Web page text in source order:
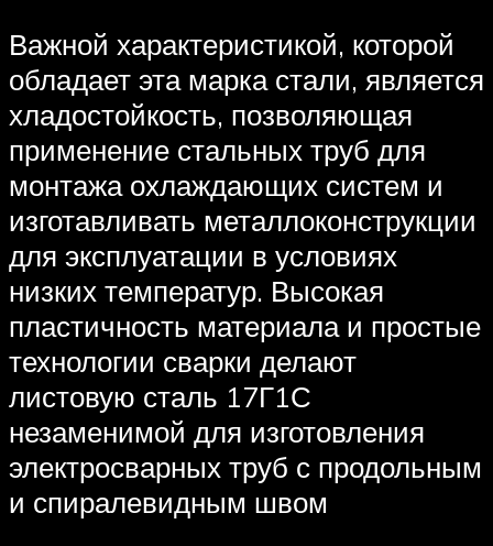
Важной характеристикой, которой
обладает эта марка стали, является
хладостойкость, позволяющая
применение стальных труб для
монтажа охлаждающих систем и
изготавливать металлоконструкции
для эксплуатации в условиях
низких температур. Высокая
пластичность материала и простые
технологии сварки делают
листовую сталь 17Г1С
незаменимой для изготовления
электросварных труб с продольным
и спиралевидным швом